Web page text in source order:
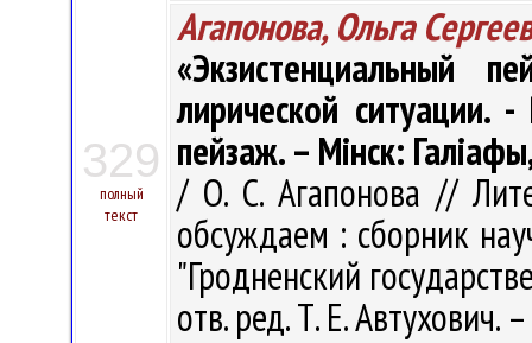
329
полный
текст
Агапонова, Ольга
«Экзистенциальный
лирической ситуации.
пейзаж. – Мінск:
/ О. С. Агапонова //
обсуждаем : сборник
"Гродненский
отв. ред. Т. Е.